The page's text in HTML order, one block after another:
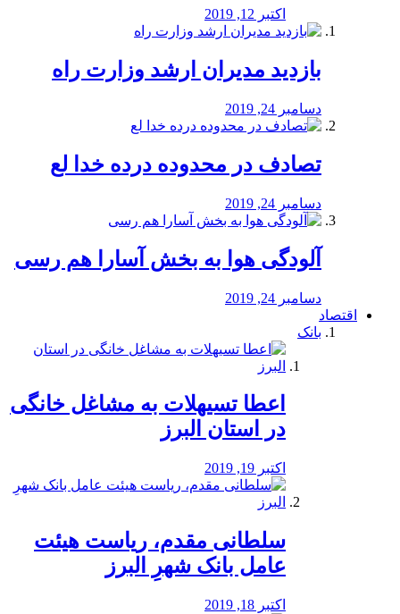
اکتبر 12, 2019
بازدید مدیران ارشد وزارت راه
دسامبر 24, 2019
تصادف در محدوده درده خدا لع
دسامبر 24, 2019
آلودگی هوا به بخش آسارا هم رسی
دسامبر 24, 2019
اقتصاد
بانک
️اعطا تسیهلات به مشاغل خانگی
در استان البرز
اکتبر 19, 2019
سلطانی مقدم، ریاست هیئت
عامل بانک شهرِ البرز
اکتبر 18, 2019